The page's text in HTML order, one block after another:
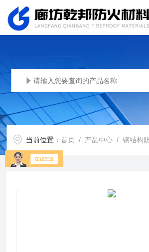
当前位置：首页 / 产品中心 /钢结构